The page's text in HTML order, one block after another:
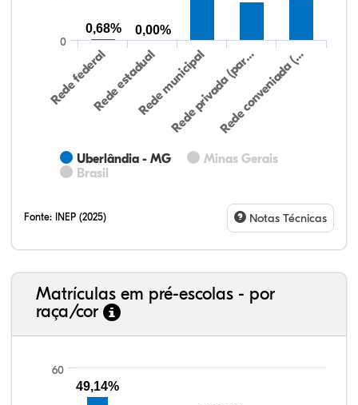
Uberlândia - MG
Minas Gerais
Brasil
Rede federalRede estadualRede municipal
Rede privada (par…Rede conveniada (…
0
0,68% 0,00%
Fonte: INEP (2025) Notas Técnicas
Matrículas em pré-escolas - por
raça/cor
60
49,14%